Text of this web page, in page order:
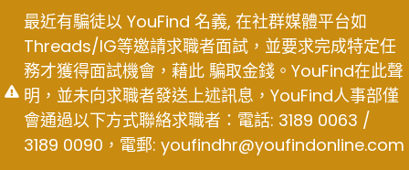
content
最近有騙徒以 YouFind 名義, 在社群媒體平台如
Threads/IG等邀請求職者面試，並要求完成特定任
務才獲得面試機會，藉此 騙取金錢。YouFind在此聲
明，並未向求職者發送上述訊息，YouFind人事部僅
會通過以下方式聯絡求職者：電話: 3189 0063 /
3189 0090，電郵: youfindhr@youfindonline.com